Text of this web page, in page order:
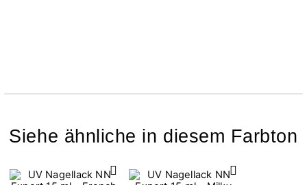
Siehe ähnliche in diesem Farbton